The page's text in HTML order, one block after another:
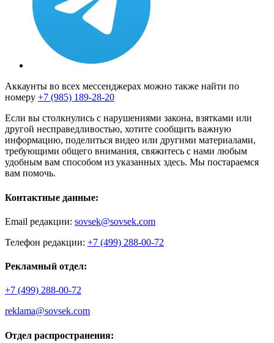
Аккаунты во всех мессенджерах можно также найти по
номеру +7 (985) 189-28-20
Если вы столкнулись с нарушениями закона, взятками или
другой несправедливостью, хотите сообщить важную
информацию, поделиться видео или другими материалами,
требующими общего внимания, свяжитесь с нами любым
удобным вам способом из указанных здесь. Мы постараемся
вам помочь.
Контактные данные:
Email редакции: sovsek@sovsek.com
Телефон редакции: +7 (499) 288-00-72
Рекламный отдел:
+7 (499) 288-00-72
reklama@sovsek.com
Отдел распространения: